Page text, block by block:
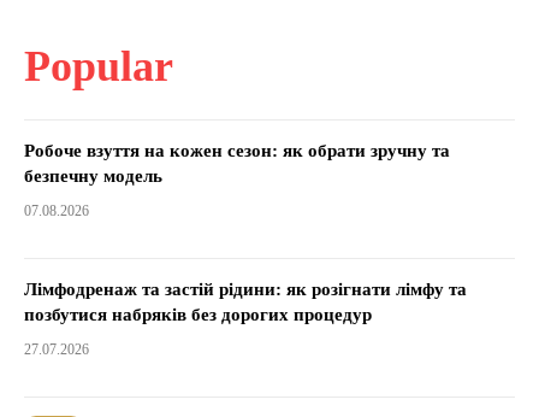
Popular
Робоче взуття на кожен сезон: як обрати зручну та
безпечну модель
07.08.2026
Лімфодренаж та застій рідини: як розігнати лімфу та
позбутися набряків без дорогих процедур
27.07.2026